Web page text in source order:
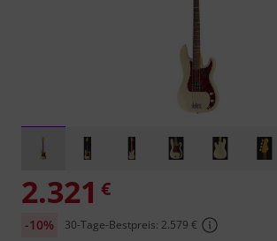
2.321 €
-10% 30-Tage-Bestpreis: 2.579 €